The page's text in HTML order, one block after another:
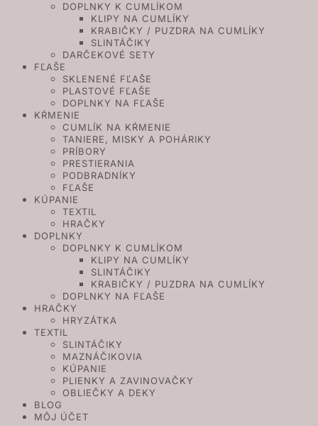
DOPLNKY K CUMLÍKOM
KLIPY NA CUMLÍKY
KRABIČKY / PUZDRA NA CUMLÍKY
SLINTÁČIKY
DARČEKOVÉ SETY
FĽAŠE
SKLENENÉ FĽAŠE
PLASTOVÉ FĽAŠE
DOPLNKY NA FĽAŠE
KŔMENIE
CUMLÍK NA KŔMENIE
TANIERE, MISKY A POHÁRIKY
PRÍBORY
PRESTIERANIA
PODBRADNÍKY
FĽAŠE
KÚPANIE
TEXTIL
HRAČKY
DOPLNKY
DOPLNKY K CUMLÍKOM
KLIPY NA CUMLÍKY
SLINTÁČIKY
KRABIČKY / PUZDRA NA CUMLÍKY
DOPLNKY NA FĽAŠE
HRAČKY
HRYZÁTKA
TEXTIL
SLINTÁČIKY
MAZNÁČIKOVIA
KÚPANIE
PLIENKY A ZAVINOVAČKY
OBLIEČKY A DEKY
BLOG
MÔJ ÚČET